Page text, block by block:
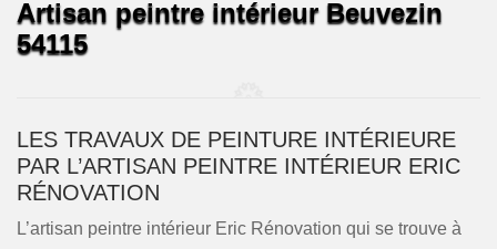
Artisan peintre intérieur Beuvezin
54115
LES TRAVAUX DE PEINTURE INTÉRIEURE
PAR L’ARTISAN PEINTRE INTÉRIEUR ERIC
RÉNOVATION
L’artisan peintre intérieur Eric Rénovation qui se trouve à